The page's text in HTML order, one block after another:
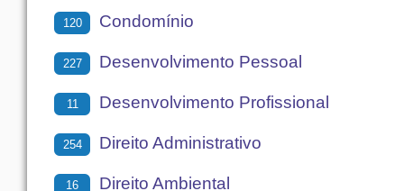
120 Condomínio
227 Desenvolvimento Pessoal
11 Desenvolvimento Profissional
254 Direito Administrativo
16 Direito Ambiental